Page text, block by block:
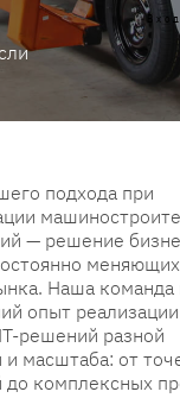
подхода при
— решение
Наша команда
опыт
решений разной
и масштаба: от
до комплексных